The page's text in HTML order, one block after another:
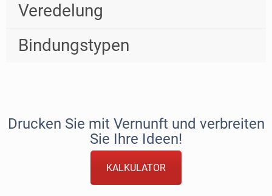
Veredelung
Bindungstypen
Drucken Sie mit Vernunft und verbreiten
Sie Ihre Ideen!
KALKULATOR